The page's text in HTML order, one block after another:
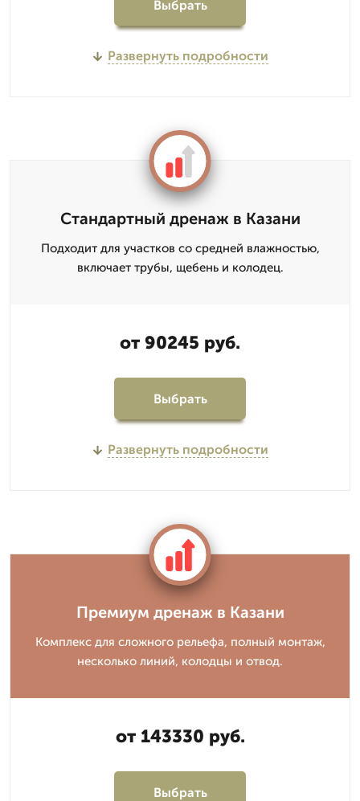
Выбрать
Развернуть подробности
Стандартный дренаж в Казани
Подходит для участков со средней влажностью,
включает трубы, щебень и колодец.
от 90245 руб.
Выбрать
Развернуть подробности
Премиум дренаж в Казани
Комплекс для сложного рельефа, полный монтаж,
несколько линий, колодцы и отвод.
от 143330 руб.
Выбрать